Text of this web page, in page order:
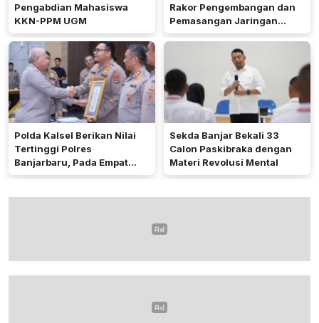
Pengabdian Mahasiswa
KKN-PPM UGM
Rakor Pengembangan dan
Pemasangan Jaringan
Listrik PLN
Polda Kalsel Berikan Nilai
Tertinggi Polres
Banjarbaru, Pada Empat
Bidang Utama
Sekda Banjar Bekali 33
Calon Paskibraka dengan
Materi Revolusi Mental